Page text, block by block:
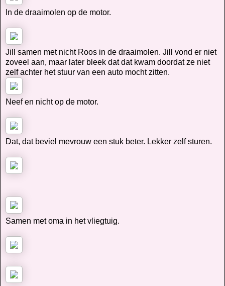
In de draaimolen op de motor.
Jill samen met nicht Roos in de draaimolen. Jill vond er niet
zoveel aan, maar later bleek dat dat kwam doordat ze niet
zelf achter het stuur van een auto mocht zitten.
Neef en nicht op de motor.
Dat, dat beviel mevrouw een stuk beter. Lekker zelf sturen.
Samen met oma in het vliegtuig.